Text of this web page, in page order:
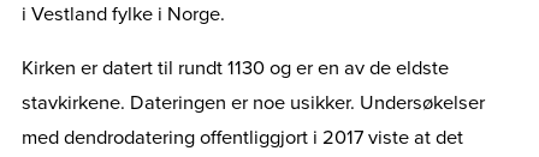
i Vestland fylke i Norge.
Kirken er datert til rundt 1130 og er en av de eldste
stavkirkene. Dateringen er noe usikker. Undersøkelser
med dendrodatering offentliggjort i 2017 viste at det